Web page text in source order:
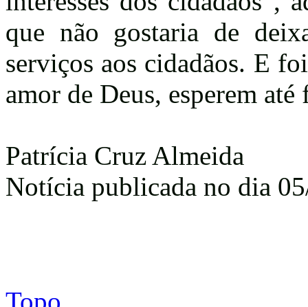
que não gostaria de
serviços aos cidadãos. E
amor de Deus, esperem
Patrícia Cruz Almeida
Notícia publicada no dia